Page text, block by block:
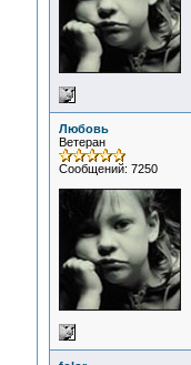
Любовь
Ветеран
Сообщений: 7250